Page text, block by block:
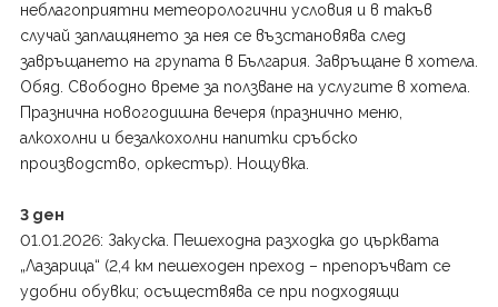
неблагоприятни метеорологични условия и в такъв
случай заплащянето за нея се възстановява след
завръщането на групата в България. Завръщане в хотела.
Обяд. Свободно време за ползване на услугите в хотела.
Празнична новогодишна вечеря (празнично меню,
алкохолни и безалкохолни напитки сръбско
производство, оркестър). Нощувка.
3 ден
01.01.2026: Закуска. Пешеходна разходка до църквата
„Лазарица“ (2,4 км пешеходен преход – препоръчват се
удобни обувки; осъществява се при подходящи